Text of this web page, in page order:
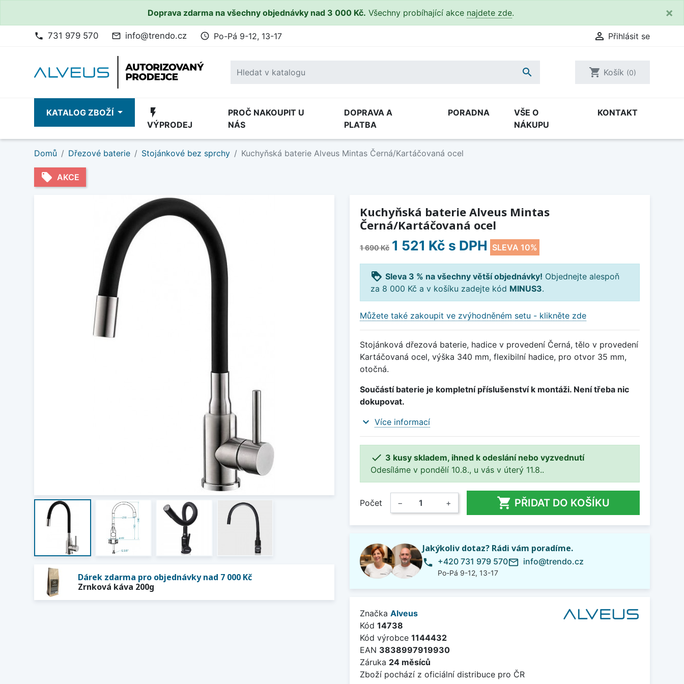
Doprava zdarma na všechny objednávky nad 3 000 Kč. Všechny probíhající akce najdete zde. ×
phone 731 979 570 mail_outline info@trendo.cz access_time Po-Pá 9-12, 13-17  Přihlásit se
 shopping_cart Košík (0)
KATALOG ZBOŽÍ flash_on
VÝPRODEJ
PROČ NAKOUPIT U
NÁS
DOPRAVA A
PLATBA
PORADNA
VŠE O
NÁKUPU
KONTAKT
Domů Dřezové baterie Stojánkové bez sprchy Kuchyňská baterie Alveus Mintas Černá/Kartáčovaná ocel
local_offer AKCE
Dárek zdarma pro objednávky nad 7 000 Kč
Zrnková káva 200g
Kuchyňská baterie Alveus Mintas
Černá/Kartáčovaná ocel
1 690 Kč 1 521 Kč s DPH SLEVA 10%
loyalty Sleva 3 % na všechny větší objednávky! Objednejte alespoň
za 8 000 Kč a v košíku zadejte kód MINUS3.
Můžete také zakoupit ve zvýhodněném setu - klikněte zde
Stojánková dřezová baterie, hadice v provedení Černá, tělo v provedení
Kartáčovaná ocel, výška 340 mm, flexibilní hadice, pro otvor 35 mm,
otočná.
Součástí baterie je kompletní příslušenství k montáži. Není třeba nic
dokupovat.
expand_more Více informací
 3 kusy skladem, ihned k odeslání nebo vyzvednutí
Odesíláme v pondělí 10.8., u vás v úterý 11.8..
Počet − +  PŘIDAT DO KOŠÍKU
Jakýkoliv dotaz? Rádi vám poradíme.
phone +420 731 979 570
Po-Pá 9-12, 13-17
mail_outline info@trendo.cz
Značka Alveus
Kód 14738
Kód výrobce 1144432
EAN 3838997919930
Záruka 24 měsíců
Zboží pochází z oficiální distribuce pro ČR